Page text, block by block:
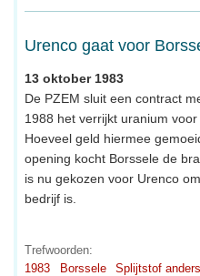
Urenco gaat voor
13 oktober 1983
De PZEM sluit een contract
1988 het verrijkt uranium
Hoeveel geld hiermee
opening kocht Borssele de
is nu gekozen voor Urenco
bedrijf is.
Trefwoorden:
1983
Borssele Splijtstof anders